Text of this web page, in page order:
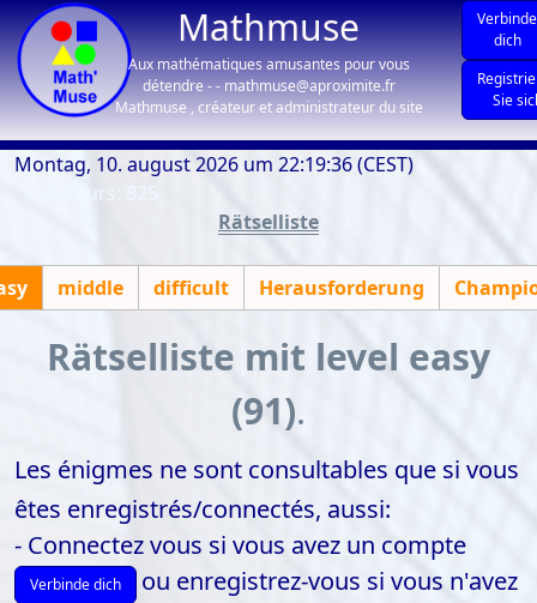
Mathmuse
Aux mathématiques amusantes pour vous
détendre - - mathmuse@aproximite.fr
Mathmuse , créateur et administrateur du site
Verbinde
dich
Sie
Montag, 10. august 2026 um 22:19:36 (CEST)
Rätselliste
middle difficult Herausforderung
Rätselliste mit level easy
(91).
Les énigmes ne sont consultables que si vous
êtes enregistrés/connectés, aussi:
- Connectez vous si vous avez un compte
Verbinde dich
ou enregistrez-vous si vous n'avez